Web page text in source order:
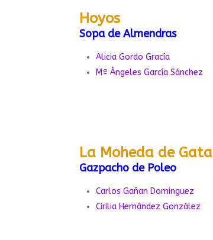
Hoyos
Sopa de Almendras
Alicia Gordo Gracía
Mª Ángeles García Sánchez
La Moheda de Gata
Gazpacho de Poleo
Carlos Gañan Dominguez
Cirilia Hernández González